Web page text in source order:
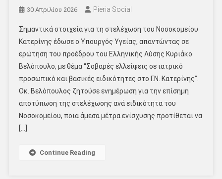
30 Απριλίου 2026 Pieria Social
Σημαντικά στοιχεία για τη στελέχωση του Νοσοκομείου
Κατερίνης έδωσε ο Υπουργός Υγείας, απαντώντας σε
ερώτηση του προέδρου του Ελληνικής Λύσης Κυριάκο
Βελόπουλο, με θέμα “Σοβαρές ελλείψεις σε ιατρικό
προσωπικό και βασικές ειδικότητες στο Γ.Ν. Κατερίνης”.
Οκ. Βελόπουλος ζητούσε ενημέρωση για την επίσημη
αποτύπωση της στελέχωσης ανά ειδικότητα του
Νοσοκομείου, ποια άμεσα μέτρα ενίσχυσης προτίθεται να
[…]
Continue Reading